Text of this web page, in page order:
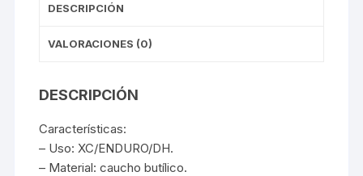
DESCRIPCIÓN
VALORACIONES (0)
DESCRIPCIÓN
Características:
– Uso: XC/ENDURO/DH.
– Material: caucho butílico.